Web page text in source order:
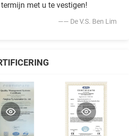
met u te vestigen!
—— De V.S. Ben Lim